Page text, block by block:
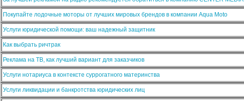
Покупайте лодочные моторы от лучших мировых брендов в компании Aqua Moto
Услуги юридической помощи: ваш надежный защитник
Как выбрать ричтрак
Реклама на ТВ, как лучший вариант для заказчиков
Услуги нотариуса в контексте суррогатного материнства
Услуги ликвидации и банкротства юридических лиц